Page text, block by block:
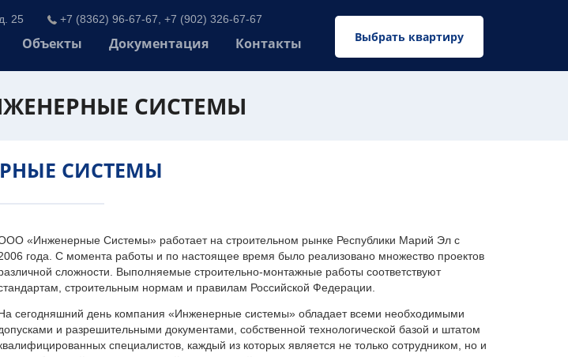
Выбрать квартиру
25 +7 (8362) 96-67-67, +7 (902) 326-67-67
Объекты Документация Контакты
СИСТЕМЫ
СИСТЕМЫ
«Инженерные Системы» работает на строительном рынке Республики Марий Эл с
года. С момента работы и по настоящее время было реализовано множество проектов
сложности. Выполняемые строительно-монтажные работы соответствуют
строительным нормам и правилам Российской Федерации.
сегодняшний день компания «Инженерные системы» обладает всеми необходимыми
и разрешительными документами, собственной технологической базой и штатом
специалистов, каждый из которых является не только сотрудником, но и